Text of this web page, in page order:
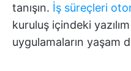
tanışın. İş süreçleri
kuruluş içindeki
uygulamaların yaşam